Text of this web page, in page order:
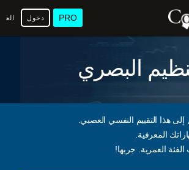
PRO دخول
البصري
هذا التقييم النفسي العصبي.
المعرفية.
العمرية. جربها!